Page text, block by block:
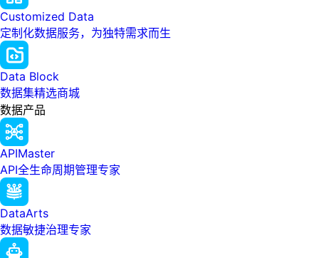
Customized Data
定制化数据服务，为独特需求而生
Data Block
数据集精选商城
数据产品
APIMaster
API全生命周期管理专家
DataArts
数据敏捷治理专家